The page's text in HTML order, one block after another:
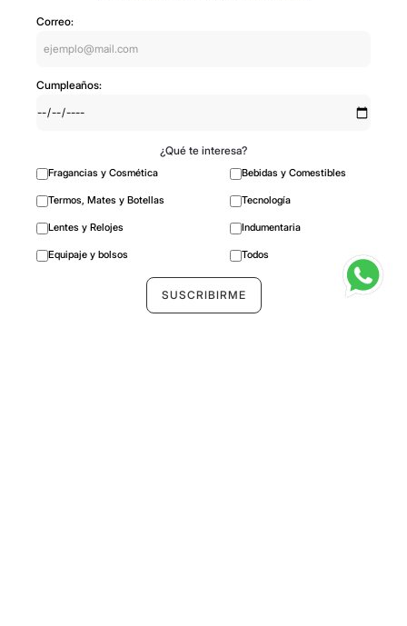
Correo:
Cumpleaños:
¿Qué te interesa?
Fragancias y Cosmética Bebidas y Comestibles
Termos, Mates y Botellas Tecnología
Lentes y Relojes Indumentaria
Equipaje y bolsos Todos